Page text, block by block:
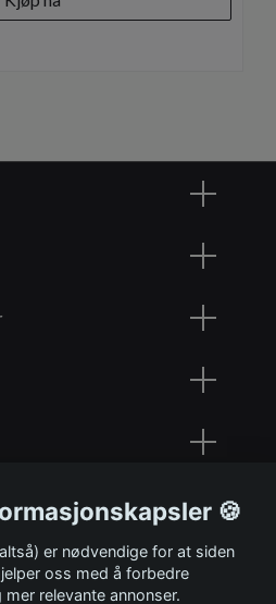
nyhetsbrev 🍪
er nødvendige for at siden
oss med å forbedre
relevante annonser.